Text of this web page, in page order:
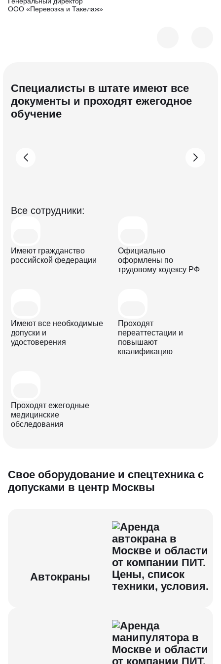
ООО «Перевозка и Такелаж»
Специалисты в штате имеют все
документы и проходят ежегодное
обучение
Все с отрудники:
Имеют гражданство
российской федерации
Официально
оформлены по
трудовому кодексу РФ
Имеют все необходимые
допуски и
удостоверения
Проходят
переаттестации и
повышают
квалификацию
Проходят ежегодные
медицинские
обследования
Свое об орудование и спецтехника с
допусками в центр Москвы
Автокраны